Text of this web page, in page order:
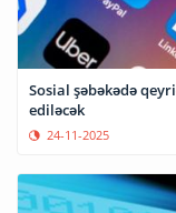
Sosial şəbəkədə
ediləcək
24-11-2025